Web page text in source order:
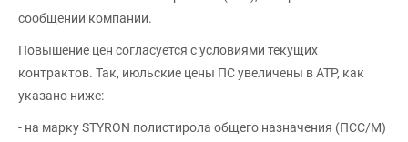
сообщении компании.
Повышение цен согласуется с условиями текущих
контрактов. Так, июльские цены ПС увеличены в АТР, как
указано ниже:
- на марку STYRON полистирола общего назначения (ПСС/М)